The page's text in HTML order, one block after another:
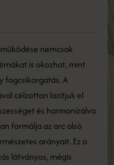
nemcsak
is okozhat, mint
fogcsikorgatás. A
célzottan lazítjuk el
és harmonizálva
formálja az arc alsó
arányait. Ez a
látványos, mégis